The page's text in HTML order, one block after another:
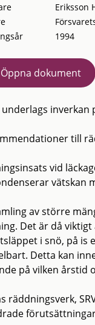
Eriksson
1994
Öppna dokument
underlags inverkan
till
vid
vätskan
av större
Det är då
i snö, på is
Detta kan
på vilken årstid
räddningsverk,